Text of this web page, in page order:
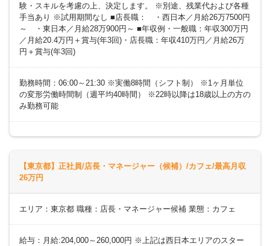
験・スキルを考慮の上、決定します。 ※別途、残業代および各種
手当あり ※試用期間なし ■店長職： ・西日本／月給26万7500円
～ ・東日本／月給28万900円～ ■年収例・一般職：年収300万円
／月給20.4万円＋賞与(年3回)・店長職：年収410万円／月給26万
円＋賞与(年3回)
勤務時間：06:00～21:30 ※実働8時間（シフト制） ※1ヶ月単位
の変形労働時間制（週平均40時間） ※22時以降は18歳以上の方の
み勤務可能
【東京都】正社員/店長・マネージャー（候補）/カフェ/最高月収
26万円
エリア：東京都 職種：店長・マネージャー候補 業態：カフェ
給与：月給:204,000～260,000円 ※上記は西日本エリアのスター